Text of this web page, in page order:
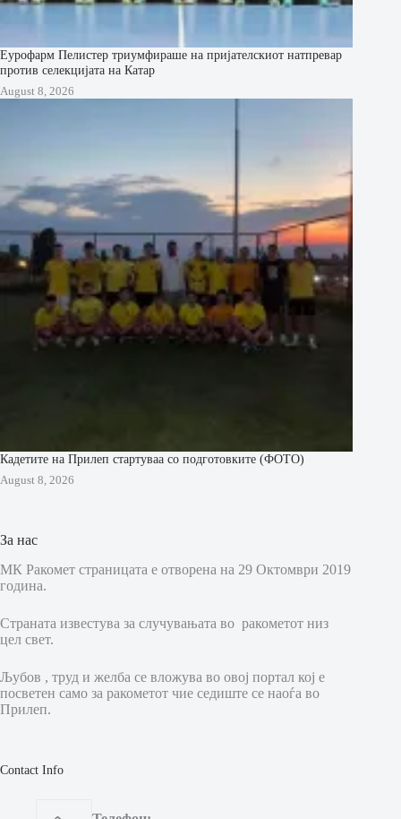
Еурофарм Пелистер триумфираше на пријателскиот натпревар
против селекцијата на Катар
August 8, 2026
Кадетите на Прилеп стартуваа со подготовките (ФОТО)
August 8, 2026
За нас
МК Ракомет страницата е отворена на 29 Октомври 2019
година.
Страната известува за случувањата во ракометот низ
цел свет.
Љубов , труд и желба се вложува во овој портал кој е
посветен само за ракометот чие седиште се наоѓа во
Прилеп.
Contact Info